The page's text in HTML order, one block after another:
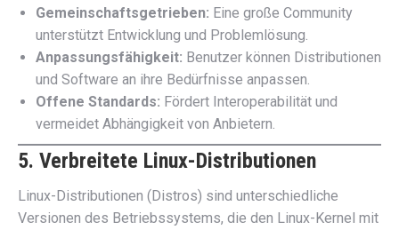
Gemeinschaftsgetrieben: Eine große Community
unterstützt Entwicklung und Problemlösung.
Anpassungsfähigkeit: Benutzer können Distributionen
und Software an ihre Bedürfnisse anpassen.
Offene Standards: Fördert Interoperabilität und
vermeidet Abhängigkeit von Anbietern.
5. Verbreitete Linux-Distributionen
Linux-Distributionen (Distros) sind unterschiedliche
Versionen des Betriebssystems, die den Linux-Kernel mit